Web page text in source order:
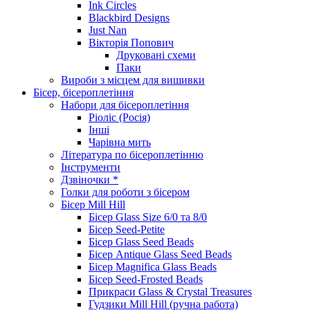
Ink Circles
Blackbird Designs
Just Nan
Вікторія Попович
Друковані схеми
Паки
Вироби з місцем для вишивки
Бісер, бісероплетіння
Набори для бісероплетіння
Ріоліс (Росія)
Інші
Чарівна мить
Література по бісероплетінню
Інструменти
Дзвіночки *
Голки для роботи з бісером
Бісер Mill Hill
Бісер Glass Size 6/0 та 8/0
Бісер Seed-Petite
Бісер Glass Seed Beads
Бісер Antique Glass Seed Beads
Бісер Magnifica Glass Beads
Бісер Seed-Frosted Beads
Прикраси Glass & Crystal Treasures
Гудзики Mill Hill (ручна работа)